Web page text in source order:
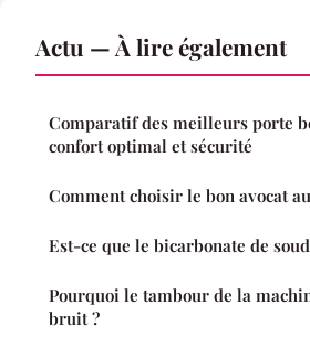
Actu — À lire également
Comparatif des meilleurs porte
confort optimal et sécurité
Comment choisir le bon avocat
Est-ce que le bicarbonate de
Pourquoi le tambour de la
bruit ?